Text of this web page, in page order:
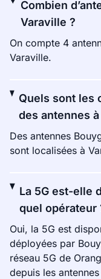
Combien
Varaville ?
On compte 4
Varaville.
Quels sont les
des antennes
Des antennes
sont localisées à
La 5G est-elle
quel opérateur
Oui, la 5G est
déployées par
réseau 5G de
depuis les